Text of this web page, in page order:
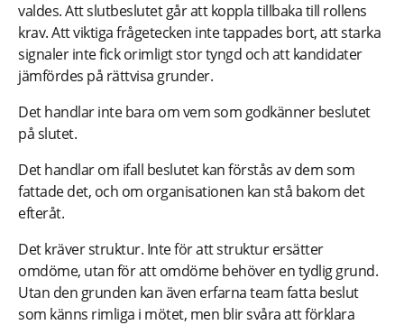
valdes. Att slutbeslutet går att koppla tillbaka till rollens
krav. Att viktiga frågetecken inte tappades bort, att starka
signaler inte fick orimligt stor tyngd och att kandidater
jämfördes på rättvisa grunder.
Det handlar inte bara om vem som godkänner beslutet
på slutet.
Det handlar om ifall beslutet kan förstås av dem som
fattade det, och om organisationen kan stå bakom det
efteråt.
Det kräver struktur. Inte för att struktur ersätter
omdöme, utan för att omdöme behöver en tydlig grund.
Utan den grunden kan även erfarna team fatta beslut
som känns rimliga i mötet, men blir svåra att förklara